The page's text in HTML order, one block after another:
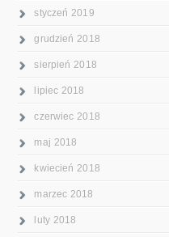
styczeń 2019
grudzień 2018
sierpień 2018
lipiec 2018
czerwiec 2018
maj 2018
kwiecień 2018
marzec 2018
luty 2018